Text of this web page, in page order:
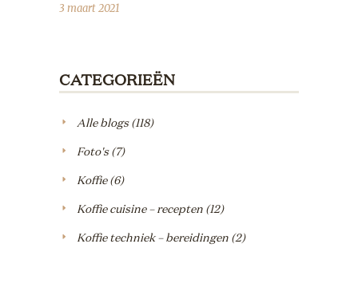
3 maart 2021
CATEGORIEËN
Alle blogs(118)
Foto's(7)
Koffie(6)
Koffie cuisine – recepten(12)
Koffie techniek – bereidingen(2)